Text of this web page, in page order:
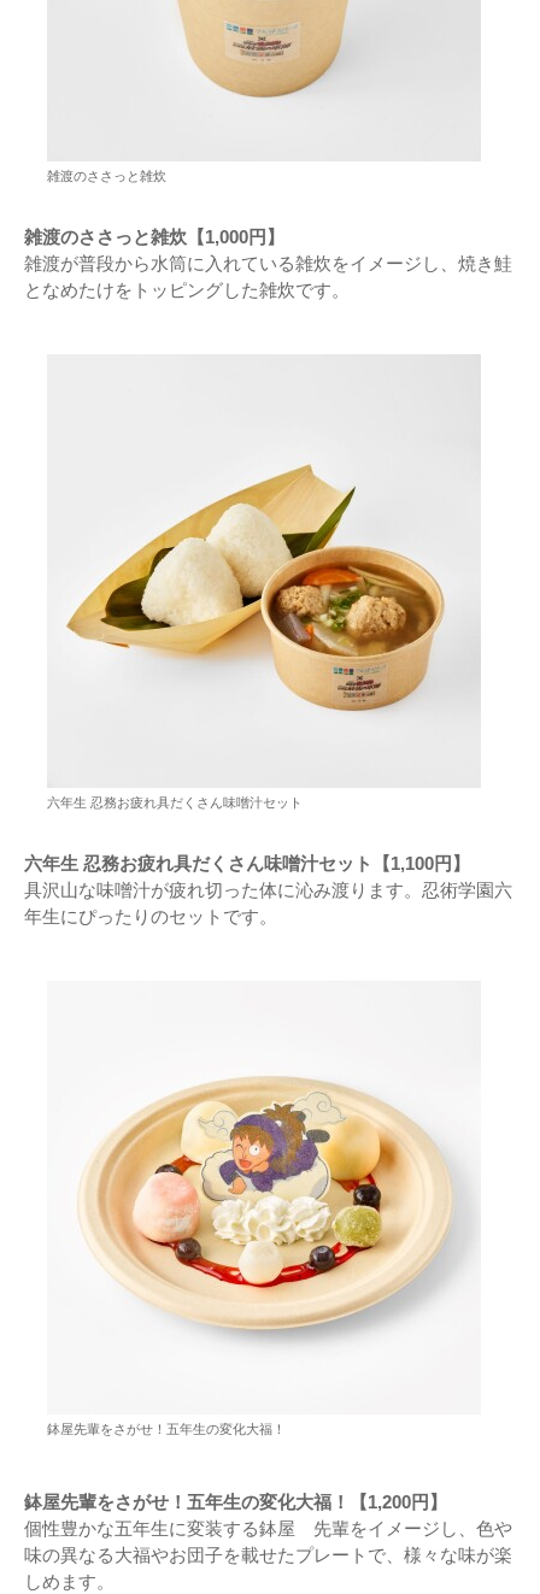
雑渡のささっと雑炊
雑渡のささっと雑炊【1,000円】
雑渡が普段から水筒に入れている雑炊をイメージし、焼き鮭
となめたけをトッピングした雑炊です。
六年生 忍務お疲れ具だくさん味噌汁セット
六年生 忍務お疲れ具だくさん味噌汁セット【1,100円】
具沢山な味噌汁が疲れ切った体に沁み渡ります。忍術学園六
年生にぴったりのセットです。
鉢屋先輩をさがせ！五年生の変化大福！
鉢屋先輩をさがせ！五年生の変化大福！【1,200円】
個性豊かな五年生に変装する鉢屋 先輩をイメージし、色や
味の異なる大福やお団子を載せたプレートで、様々な味が楽
しめます。